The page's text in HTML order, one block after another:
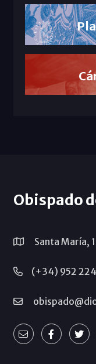
Obispado
Santa María,
(+34) 952